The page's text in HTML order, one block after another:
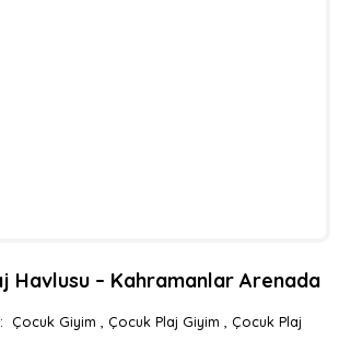
Havlusu – Kahramanlar Arenada
Çocuk Giyim Çocuk Plaj Giyim
Çocuk Plaj